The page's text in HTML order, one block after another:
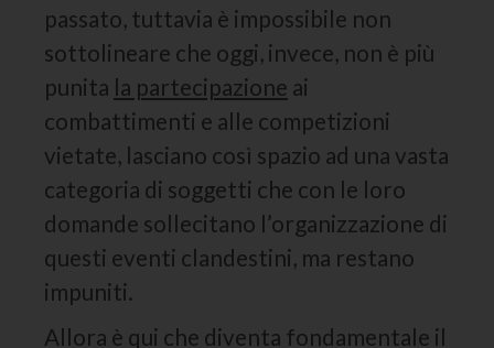
passato, tuttavia è impossibile non
sottolineare che oggi, invece, non è più
punita la partecipazione ai
combattimenti e alle competizioni
vietate, lasciano così spazio ad una vasta
categoria di soggetti che con le loro
domande sollecitano l’organizzazione di
questi eventi clandestini, ma restano
impuniti.
Allora è qui che diventa fondamentale il